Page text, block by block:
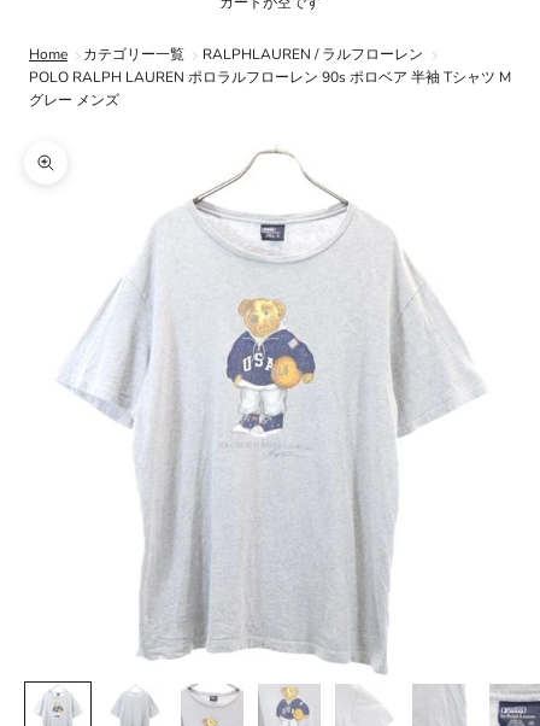
Home カテゴリー一覧
RALPHLAUREN / ラルフローレン
POLO RALPH LAUREN ポロラルフローレン 90s ポロベア 半袖 Tシャツ M
グレー メンズ
ズームイン